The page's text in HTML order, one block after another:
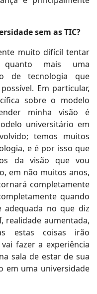
sem as TIC?
muito difícil tentar
quanto mais uma
de tecnologia que
Em particular,
sobre o modelo
minha visão é
universitário em
temos muitos
e é por isso que
da visão que vou
em não muitos anos,
completamente
quando
adequada no que diz
realidade aumentada,
estas coisas irão
fazer a experiência
sala de estar de sua
em uma universidade